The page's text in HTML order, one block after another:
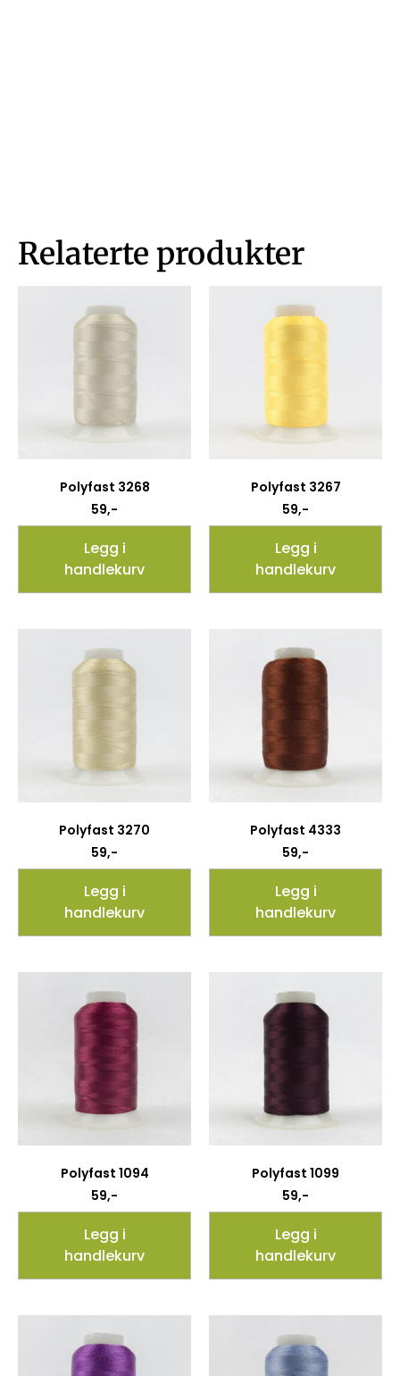
Relaterte produkter
Polyfast 3268
59,-
Legg i
handlekurv
Polyfast 3267
59,-
Legg i
handlekurv
Polyfast 3270
59,-
Legg i
handlekurv
Polyfast 4333
59,-
Legg i
handlekurv
Polyfast 1094
59,-
Legg i
handlekurv
Polyfast 1099
59,-
Legg i
handlekurv